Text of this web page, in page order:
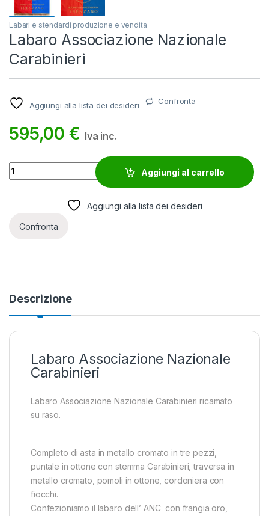
Labari e stendardi produzione e vendita
Labaro Associazione Nazionale
Carabinieri
Aggiungi alla lista dei desideri Confronta
595,00€ Iva inc.
Labaro Associazione Nazionale Carabinieri quantity
Aggiungi al carrello
Aggiungi alla lista dei desideri
Confronta
Descrizione
Labaro Associazione Nazionale
Carabinieri
Labaro Associazione Nazionale Carabinieri ricamato
su raso.
Completo di asta in metallo cromato in tre pezzi,
puntale in ottone con stemma Carabinieri, traversa in
metallo cromato, pomoli in ottone, cordoniera con
fiocchi.
Confezioniamo il labaro dell’ ANC con frangia oro,